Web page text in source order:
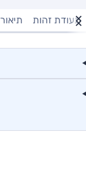
תעודת זהות תיאור